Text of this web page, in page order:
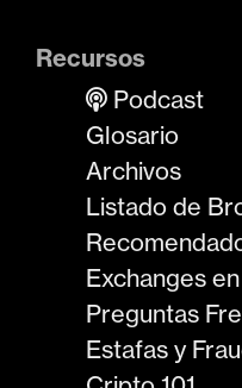
Recursos
Podcast
Glosario
Archivos
Listado de
Exchanges
Preguntas
Estafas y